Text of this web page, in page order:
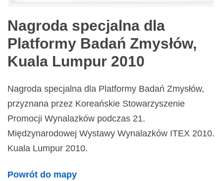
Nagroda specjalna dla
Platformy Badań Zmysłów,
Kuala Lumpur 2010
Nagroda specjalna dla Platformy Badań Zmysłów,
przyznana przez Koreańskie Stowarzyszenie
Promocji Wynalazków podczas 21.
Międzynarodowej Wystawy Wynalazków ITEX 2010.
Kuala Lumpur 2010.
Powrót do mapy